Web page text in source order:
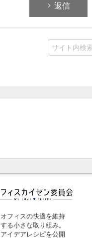
返信
オフィスの快適を維持
する小さな取り組み。
アイデアレシピを公開